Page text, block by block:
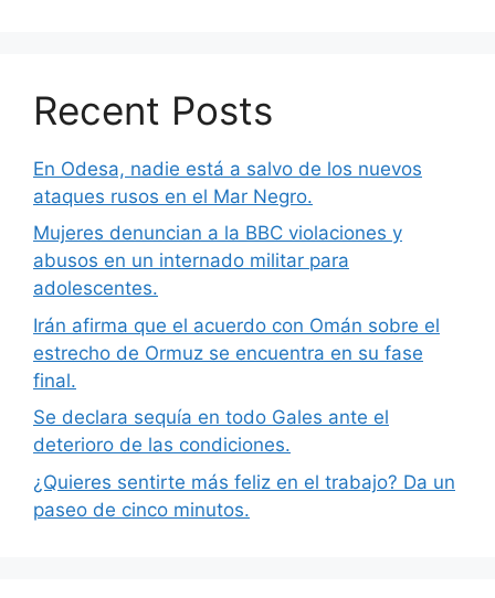
Recent Posts
En Odesa, nadie está a salvo de los nuevos
ataques rusos en el Mar Negro.
Mujeres denuncian a la BBC violaciones y
abusos en un internado militar para
adolescentes.
Irán afirma que el acuerdo con Omán sobre el
estrecho de Ormuz se encuentra en su fase
final.
Se declara sequía en todo Gales ante el
deterioro de las condiciones.
¿Quieres sentirte más feliz en el trabajo? Da un
paseo de cinco minutos.